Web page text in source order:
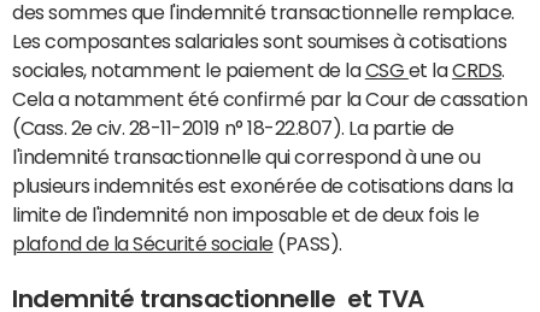
des sommes que l'indemnité transactionnelle remplace.
Les composantes salariales sont soumises à cotisations
sociales, notamment le paiement de laCSG et laCRDS
Cela a notamment été confirmé par la Cour de cassation
(Cass. 2e civ. 28-11-2019 n° 18-22.807). La partie de
l'indemnité transactionnelle qui correspond à une ou
plusieurs indemnités est exonérée de cotisations dans la
limite de l'indemnité non imposable et de deux fois le
plafond de la Sécurité sociale(PASS).
Indemnité transactionnelle et TVA